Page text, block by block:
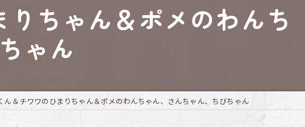
フリーゲージ
ちゃん＆ポメのわんち
ゃん
ん＆チワワのひまりちゃん＆ポメのわんちゃん、さんちゃん、ちびちゃん